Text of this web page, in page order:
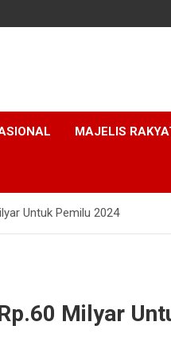
MAJELIS
Untuk Pemilu 2024
Milyar